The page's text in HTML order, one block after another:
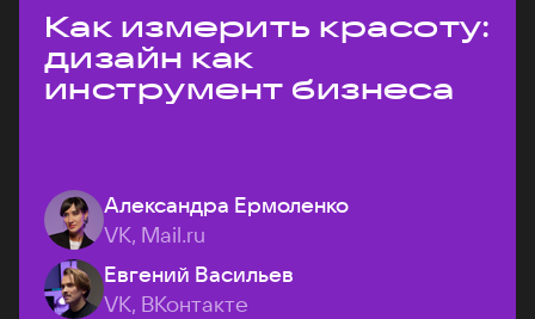
Как измерить красоту:
дизайн как
инструмент бизнеса
Александра Ермоленко
VK, Mail.ru
Евгений Васильев
VK, ВКонтакте